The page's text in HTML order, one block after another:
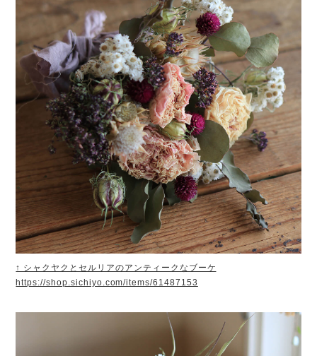
↑ シャクヤクとセルリアのアンティークなブーケ
https://shop.sichiyo.com/items/61487153